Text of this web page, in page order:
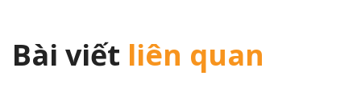
Bài viết liên quan